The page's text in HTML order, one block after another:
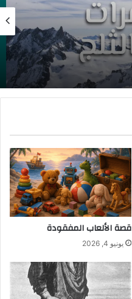
قصة الألعاب المفقودة
يونيو 4, 2026